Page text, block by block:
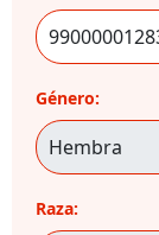
Género:
Raza: